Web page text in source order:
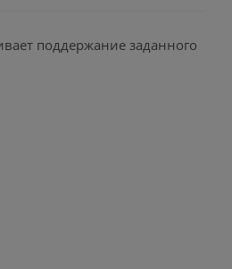
поддержание заданного